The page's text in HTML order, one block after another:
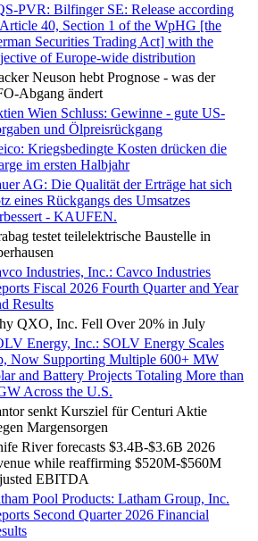
PVR: Bilfinger SE: Release according
40, Section 1 of the WpHG [the
Securities Trading Act] with the
of Europe-wide distribution
Neuson hebt Prognose - was der
Abgang ändert
Wien Schluss: Gewinne - gute US-
und Ölpreisrückgang
Kriegsbedingte Kosten drücken die
im ersten Halbjahr
AG: Die Qualität der Erträge hat sich
eines Rückgangs des Umsatzes
- KAUFEN.
testet teilelektrische Baustelle in
Industries, Inc.: Cavco Industries
Fiscal 2026 Fourth Quarter and Year
Results
QXO, Inc. Fell Over 20% in July
Energy, Inc.: SOLV Energy Scales
Now Supporting Multiple 600+ MW
and Battery Projects Totaling More than
Across the U.S.
senkt Kursziel für Centuri Aktie
Margensorgen
River forecasts $3.4B-$3.6B 2026
while reaffirming $520M-$560M
EBITDA
Pool Products: Latham Group, Inc.
Second Quarter 2026 Financial